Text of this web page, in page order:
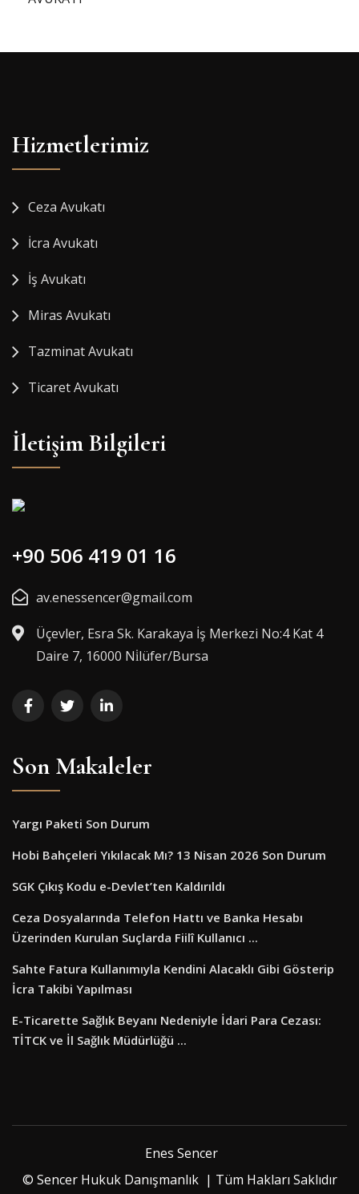
Hizmetlerimiz
Ceza Avukatı
İcra Avukatı
İş Avukatı
Miras Avukatı
Tazminat Avukatı
Ticaret Avukatı
İletişim Bilgileri
+90 506 419 01 16
av.enessencer@gmail.com
Üçevler, Esra Sk. Karakaya İş Merkezi No:4 Kat 4
Daire 7, 16000 Ni̇lüfer/Bursa
Son Makaleler
Yargı Paketi Son Durum
Hobi Bahçeleri Yıkılacak Mı? 13 Nisan 2026 Son Durum
SGK Çıkış Kodu e-Devlet’ten Kaldırıldı
Ceza Dosyalarında Telefon Hattı ve Banka Hesabı
Üzerinden Kurulan Suçlarda Fiilî Kullanıcı ...
Sahte Fatura Kullanımıyla Kendini Alacaklı Gibi Gösterip
İcra Takibi Yapılması
E-Ticarette Sağlık Beyanı Nedeniyle İdari Para Cezası:
TİTCK ve İl Sağlık Müdürlüğü ...
Enes Sencer
© Sencer Hukuk Danışmanlık | Tüm Hakları Saklıdır